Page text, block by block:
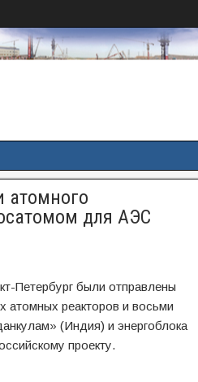
атомного
для АЭС
Петербург были отправлены
атомных реакторов и восьми
(Индия) и энергоблока
проекту.